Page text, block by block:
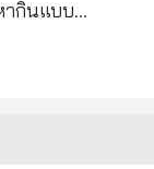
ญหา
ว จิ้ม
สมือนว่า